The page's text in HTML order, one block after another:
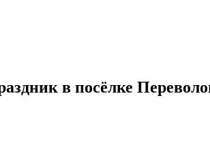
в посёлке